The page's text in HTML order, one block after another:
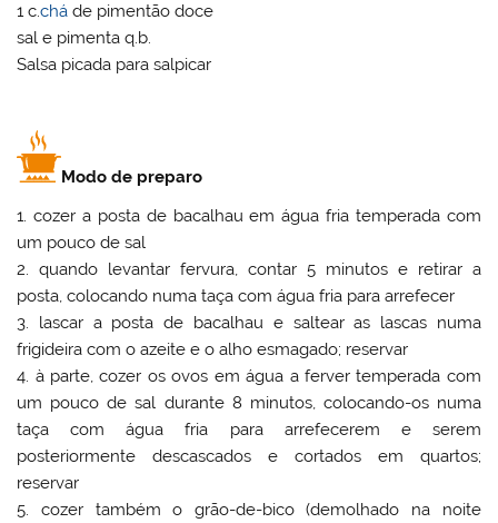
1 c.chá de pimentão doce
sal e pimenta q.b.
Salsa picada para salpicar
Modo de preparo
1. cozer a posta de bacalhau em água fria temperada com
um pouco de sal
2. quando levantar fervura, contar 5 minutos e retirar a
posta, colocando numa taça com água fria para arrefecer
3. lascar a posta de bacalhau e saltear as lascas numa
frigideira com o azeite e o alho esmagado; reservar
4. à parte, cozer os ovos em água a ferver temperada com
um pouco de sal durante 8 minutos, colocando-os numa
taça com água fria para arrefecerem e serem
posteriormente descascados e cortados em quartos;
reservar
5. cozer também o grão-de-bico (demolhado na noite